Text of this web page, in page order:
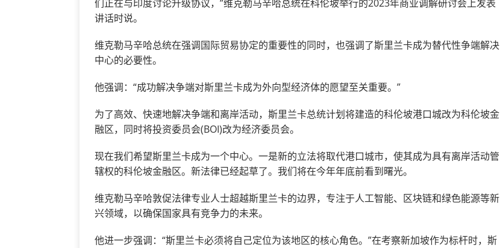
们正在与印度讨论升级协议，”维克勒马辛哈总统在科伦坡举行的2023年商业调解研讨会上发表
讲话时说。
维克勒马辛哈总统在强调国际贸易协定的重要性的同时，也强调了斯里兰卡成为替代性争端解决
中心的必要性。
他强调：“成功解决争端对斯里兰卡成为外向型经济体的愿望至关重要。”
为了高效、快速地解决争端和离岸活动，斯里兰卡总统计划将建造的科伦坡港口城改为科伦坡金
融区，同时将投资委员会(BOI)改为经济委员会。
现在我们希望斯里兰卡成为一个中心。一是新的立法将取代港口城市，使其成为具有离岸活动管
辖权的科伦坡金融区。新法律已经起草了。我们将在今年年底前看到曙光。
维克勒马辛哈敦促法律专业人士超越斯里兰卡的边界，专注于人工智能、区块链和绿色能源等新
兴领域，以确保国家具有竞争力的未来。
他进一步强调：“斯里兰卡必须将自己定位为该地区的核心角色。”在考察新加坡作为标杆时，斯